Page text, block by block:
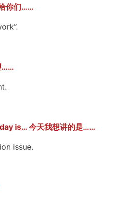
你们……
……
is… 今天我想讲的是……
issue.